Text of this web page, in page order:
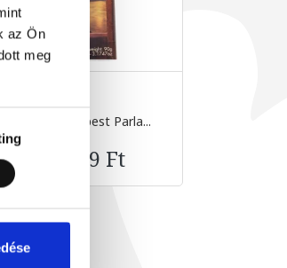
az Ön
meg
Budapest Parla...
2 499 Ft